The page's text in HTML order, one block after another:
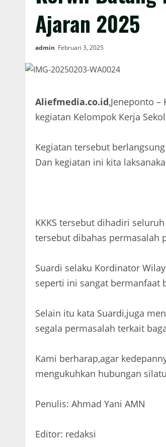
Ajaran 2025
admin Februari 3, 2025
Aliefmedia.co.id,Jeneponto
kegiatan Kelompok Kerja
Kegiatan tersebut
Dan kegiatan ini kita
KKKS tersebut dihadiri
tersebut dibahas permasalah
Suardi selaku Kordinator
seperti ini sangat bermanfaat
Selain itu kata Suardi,juga
segala permasalah terkait
Kami berharap,agar
mengukuhkan hubungan
Penulis: Ahmad Yani AMN
Editor: redaksi